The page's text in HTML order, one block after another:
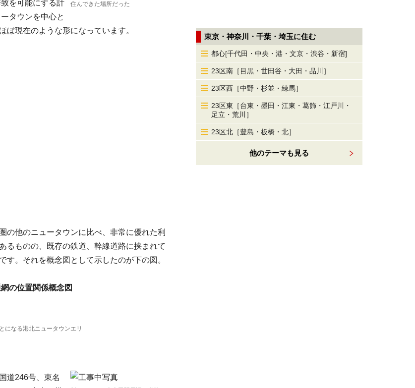
住んできた場所だった
を可能にする計
タウンを中心と
ぼ現在のような形になっています。
の他のニュータウンに比べ、非常に優れた利
るものの、既存の鉄道、幹線道路に挟まれて
。それを概念図として示したのが下の図。
の位置関係概念図
になる港北ニュータウンエリ
道246号、東名
東京・神奈川・千葉・埼玉に住む
都心[千代田・中央・港・文京・渋谷・新宿]
23区南［目黒・世田谷・大田・品川］
23区西［中野・杉並・練馬］
23区東［台東・墨田・江東・葛飾・江戸川・
足立・荒川］
23区北［豊島・板橋・北］
他のテーマも見る